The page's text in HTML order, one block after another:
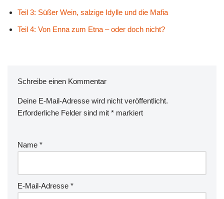
Teil 3: Süßer Wein, salzige Idylle und die Mafia
Teil 4: Von Enna zum Etna – oder doch nicht?
Schreibe einen Kommentar
Deine E-Mail-Adresse wird nicht veröffentlicht.
Erforderliche Felder sind mit * markiert
Name *
E-Mail-Adresse *